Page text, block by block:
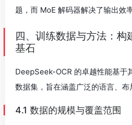
题，而 MoE 解码器解决了输出效
四、训练数据与方法：构
基石
DeepSeek-OCR 的卓越性能基于
数据集，旨在涵盖广泛的语言、布
4.1 数据的规模与覆盖范围